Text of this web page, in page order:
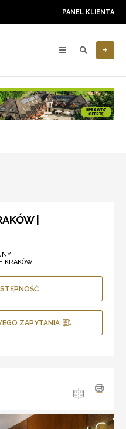
PANEL KLIENTA
+
|
KRAKÓW
ZAPYTANIA